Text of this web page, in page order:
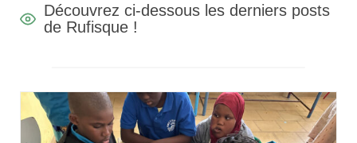
Découvrez ci-dessous les derniers posts
de Rufisque !